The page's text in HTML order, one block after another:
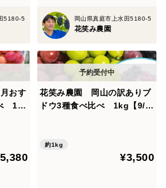
5180-5 岡山県真庭市上水田5180-5
花笑み農園
おす
1.8
花笑み農園 岡山の訳ありブ
ドウ3種食べ比べ 1kg【9/1
約1kg
¥3,500